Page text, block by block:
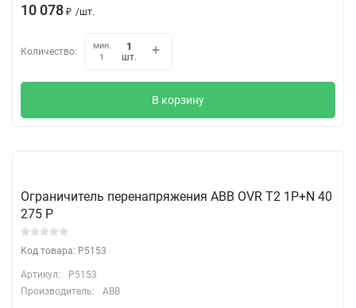
10 078 ₽ /шт.
Количество:
мин.
1
шт.
В корзину
Ограничитель перенапряжения ABB OVR T2 1P+N 40
275 P
Код товара: P5153
Артикул:
P5153
Производитель:
ABB